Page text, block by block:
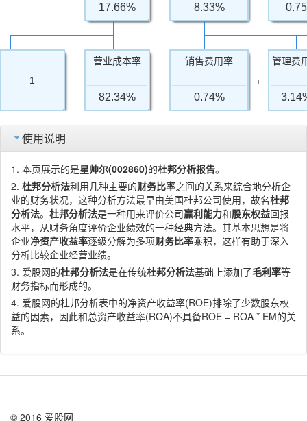
17.66% 8.33% 0.75
1 −
营业成本率
82.34%
销售费用率
0.74%
+
管理费
使用说明
本页展示的是星帅尔(002860)的杜邦分析报告。
杜邦分析法利用几种主要的财务比率之间的关系来综合地分析企
业的财务状况，这种分析方法最早由美国杜邦公司使用，故名杜邦
分析法。 杜邦分析法是一种用来评价公司赢利能力和股东权益回报
水平，从财务角度评价企业绩效的一种经典方法。其基本思想是将
企业净资产收益率逐级分解为多项财务比率乘积，这样有助于深入
分析比较企业经营业绩。
爱股网的杜邦分析法是在传统杜邦分析法基础上添加了毛利率等
财务指标而形成的。
爱股网的杜邦分析表中的净资产收益率(ROE)排除了少数股东权
益的因素，因此和总资产收益率(ROA)不具备ROE = ROA * EM的关
系。
© 2016 爱股网